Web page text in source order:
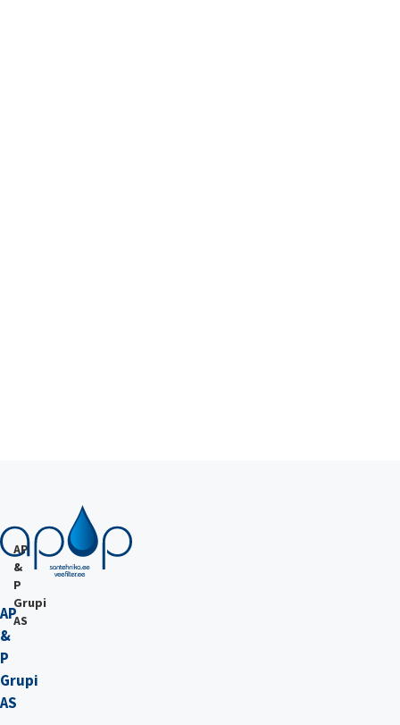
AP
&
P
Grupi
AS
AP
&
P
Grupi
AS